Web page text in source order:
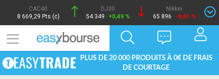
CAC40
8 669,29 Pts (c)
DJ30
54 349
+0,49 %
Nikkei
65 896
-0,61 %
PLUS DE 20 000 PRODUITS À 0€ DE FRAIS
DE COURTAGE